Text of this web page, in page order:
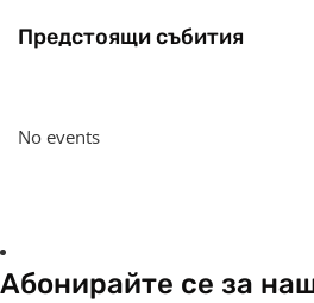
Предстоящи събития
No events
Абонирайте се за